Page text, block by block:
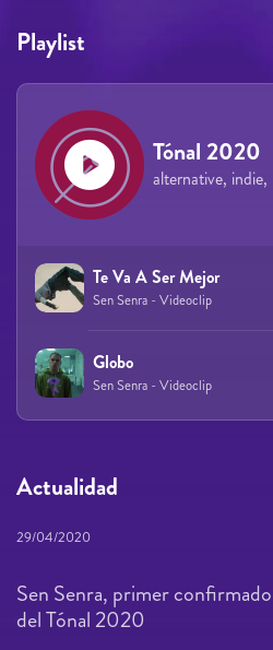
Playlist
Tónal 2020
alternative,
Te Va A Ser Mejor
Sen Senra - Videoclip
Globo
Sen Senra - Videoclip
Actualidad
29/04/2020
Sen Senra, primer confirmado
del Tónal 2020